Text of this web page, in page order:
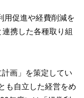
用促進や経費削減を
携した各種取り組
画」を策定してい
も自立した経営をめ